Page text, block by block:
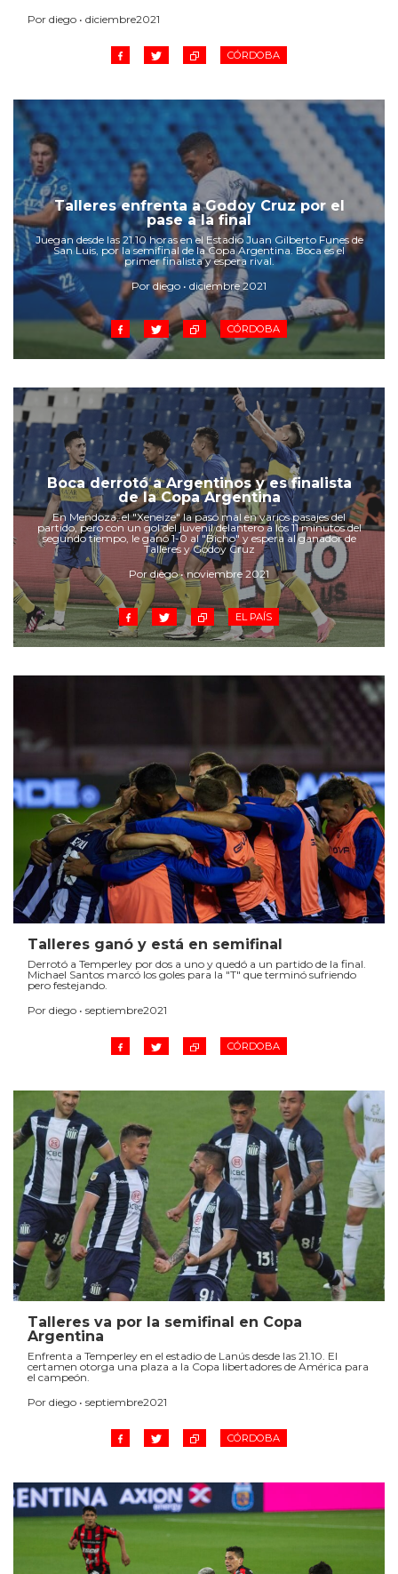
Por diego • diciembre2021
CÓRDOBA
Talleres enfrenta a Godoy Cruz por el
pase a la final
Juegan desde las 21.10 horas en el Estadio Juan Gilberto Funes de
San Luis, por la semifinal de la Copa Argentina. Boca es el
primer finalista y espera rival.
Por diego • diciembre 2021
CÓRDOBA
Boca derrotó a Argentinos y es finalista
de la Copa Argentina
En Mendoza, el "Xeneize" la pasó mal en varios pasajes del
partido, pero con un gol del juvenil delantero a los 11 minutos del
segundo tiempo, le ganó 1-0 al "Bicho" y espera al ganador de
Talleres y Godoy Cruz
Por diego • noviembre 2021
EL PAÍS
Talleres ganó y está en semifinal
Derrotó a Temperley por dos a uno y quedó a un partido de la final.
Michael Santos marcó los goles para la "T" que terminó sufriendo
pero festejando.
Por diego • septiembre2021
CÓRDOBA
Talleres va por la semifinal en Copa
Argentina
Enfrenta a Temperley en el estadio de Lanús desde las 21.10. El
certamen otorga una plaza a la Copa libertadores de América para
el campeón.
Por diego • septiembre2021
CÓRDOBA